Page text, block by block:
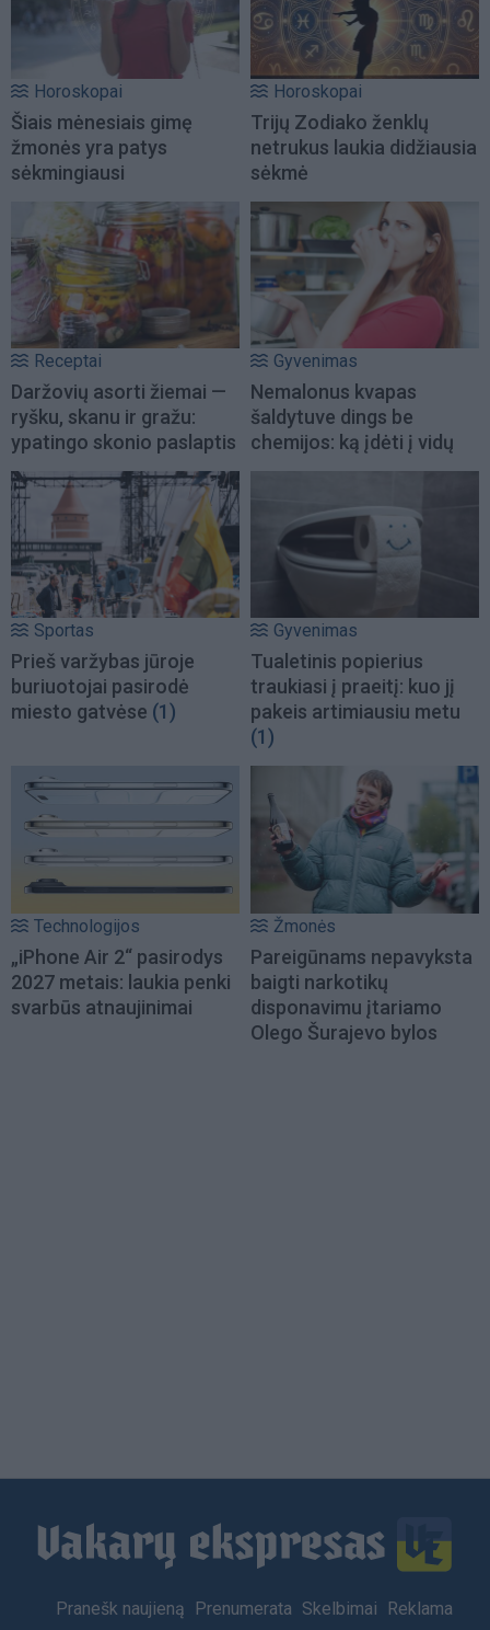
Horoskopai
Šiais mėnesiais gimę
žmonės yra patys
sėkmingiausi
Horoskopai
Trijų Zodiako ženklų
netrukus laukia didžiausia
sėkmė
Receptai
Daržovių asorti žiemai —
ryšku, skanu ir gražu:
ypatingo skonio paslaptis
Gyvenimas
Nemalonus kvapas
šaldytuve dings be
chemijos: ką įdėti į vidų
Sportas
Prieš varžybas jūroje
buriuotojai pasirodė
miesto gatvėse (1)
Gyvenimas
Tualetinis popierius
traukiasi į praeitį: kuo jį
pakeis artimiausiu metu
(1)
Technologijos
„iPhone Air 2“ pasirodys
2027 metais: laukia penki
svarbūs atnaujinimai
Žmonės
Pareigūnams nepavyksta
baigti narkotikų
disponavimu įtariamo
Olego Šurajevo bylos
Footer
Pranešk naujieną Prenumerata Skelbimai
Reklama